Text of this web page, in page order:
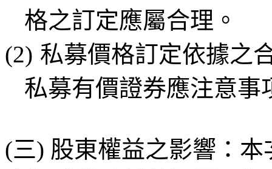
格之訂定應屬合理。
(2) 私募價格訂定依據之
私募有價證券應注意事
(三) 股東權益之影響：